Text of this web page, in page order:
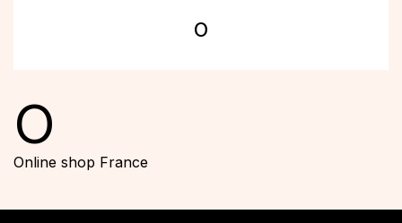
O
O
Online shop France